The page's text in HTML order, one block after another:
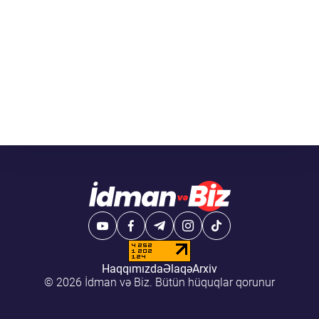
HaqqımızdaƏlaqəArxiv
© 2026 İdman və Biz. Bütün hüquqlar qorunur